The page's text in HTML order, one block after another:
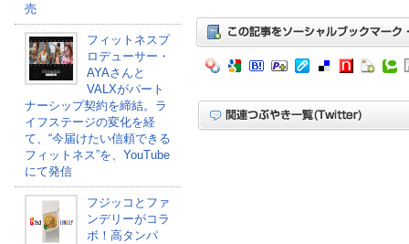
売
フィットネスプ
ロデューサー・
AYAさんと
VALXがパート
ナーシップ契約を締結。ラ
イフステージの変化を経
て、“今届けたい信頼できる
フィットネス”を、YouTube
にて発信
フジッコとファ
ンデリーがコラ
ボ！高タンパ